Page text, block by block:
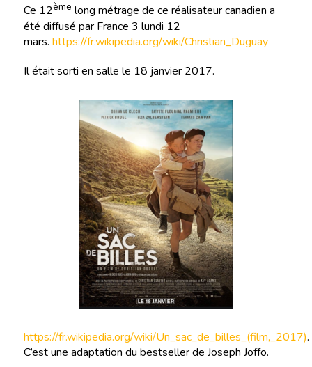
Ce 12ème long métrage de ce réalisateur canadien a
été diffusé par France 3 lundi 12
mars. https://fr.wikipedia.org/wiki/Christian_Duguay
Il était sorti en salle le 18 janvier 2017.
https://fr.wikipedia.org/wiki/Un_sac_de_billes_(film,_2017).
C’est une adaptation du bestseller de Joseph Joffo.